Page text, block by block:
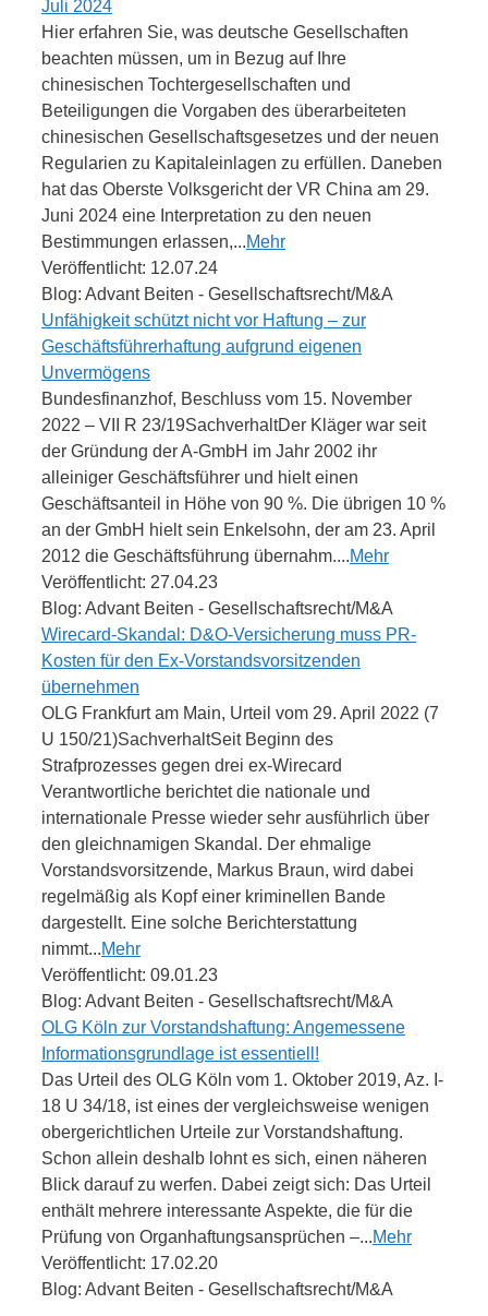
Juli 2024
Hier erfahren Sie, was deutsche Gesellschaften
beachten müssen, um in Bezug auf Ihre
chinesischen Tochtergesellschaften und
Beteiligungen die Vorgaben des überarbeiteten
chinesischen Gesellschaftsgesetzes und der neuen
Regularien zu Kapitaleinlagen zu erfüllen. Daneben
hat das Oberste Volksgericht der VR China am 29.
Juni 2024 eine Interpretation zu den neuen
Bestimmungen erlassen,...Mehr
Veröffentlicht: 12.07.24
Blog: Advant Beiten - Gesellschaftsrecht/M&A
Unfähigkeit schützt nicht vor Haftung – zur
Geschäftsführerhaftung aufgrund eigenen
Unvermögens
Bundesfinanzhof, Beschluss vom 15. November
2022 – VII R 23/19SachverhaltDer Kläger war seit
der Gründung der A-GmbH im Jahr 2002 ihr
alleiniger Geschäftsführer und hielt einen
Geschäftsanteil in Höhe von 90 %. Die übrigen 10 %
an der GmbH hielt sein Enkelsohn, der am 23. April
2012 die Geschäftsführung übernahm....Mehr
Veröffentlicht: 27.04.23
Blog: Advant Beiten - Gesellschaftsrecht/M&A
Wirecard-Skandal: D&O-Versicherung muss PR-
Kosten für den Ex-Vorstandsvorsitzenden
übernehmen
OLG Frankfurt am Main, Urteil vom 29. April 2022 (7
U 150/21)SachverhaltSeit Beginn des
Strafprozesses gegen drei ex-Wirecard
Verantwortliche berichtet die nationale und
internationale Presse wieder sehr ausführlich über
den gleichnamigen Skandal. Der ehmalige
Vorstandsvorsitzende, Markus Braun, wird dabei
regelmäßig als Kopf einer kriminellen Bande
dargestellt. Eine solche Berichterstattung
nimmt...Mehr
Veröffentlicht: 09.01.23
Blog: Advant Beiten - Gesellschaftsrecht/M&A
OLG Köln zur Vorstandshaftung: Angemessene
Informationsgrundlage ist essentiell!
Das Urteil des OLG Köln vom 1. Oktober 2019, Az. I-
18 U 34/18, ist eines der vergleichsweise wenigen
obergerichtlichen Urteile zur Vorstandshaftung.
Schon allein deshalb lohnt es sich, einen näheren
Blick darauf zu werfen. Dabei zeigt sich: Das Urteil
enthält mehrere interessante Aspekte, die für die
Prüfung von Organhaftungsansprüchen –...Mehr
Veröffentlicht: 17.02.20
Blog: Advant Beiten - Gesellschaftsrecht/M&A